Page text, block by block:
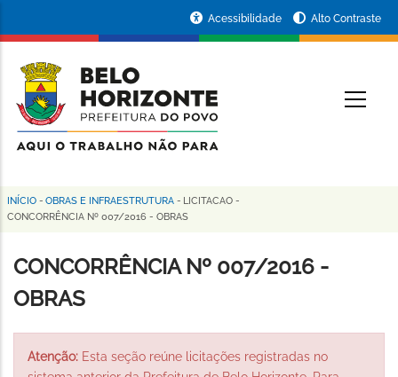
conteúdo
principal
da
Prefeitura
de
Horizonte
Acessibilidade Alto Contraste
Trilha
navegação
INÍCIO - OBRAS E INFRAESTRUTURA - LICITACAO -
CONCORRÊNCIA Nº 007/2016 - OBRAS
CONCORRÊNCIA Nº 007/2016 -
OBRAS
Atenção: Esta seção reúne licitações registradas no